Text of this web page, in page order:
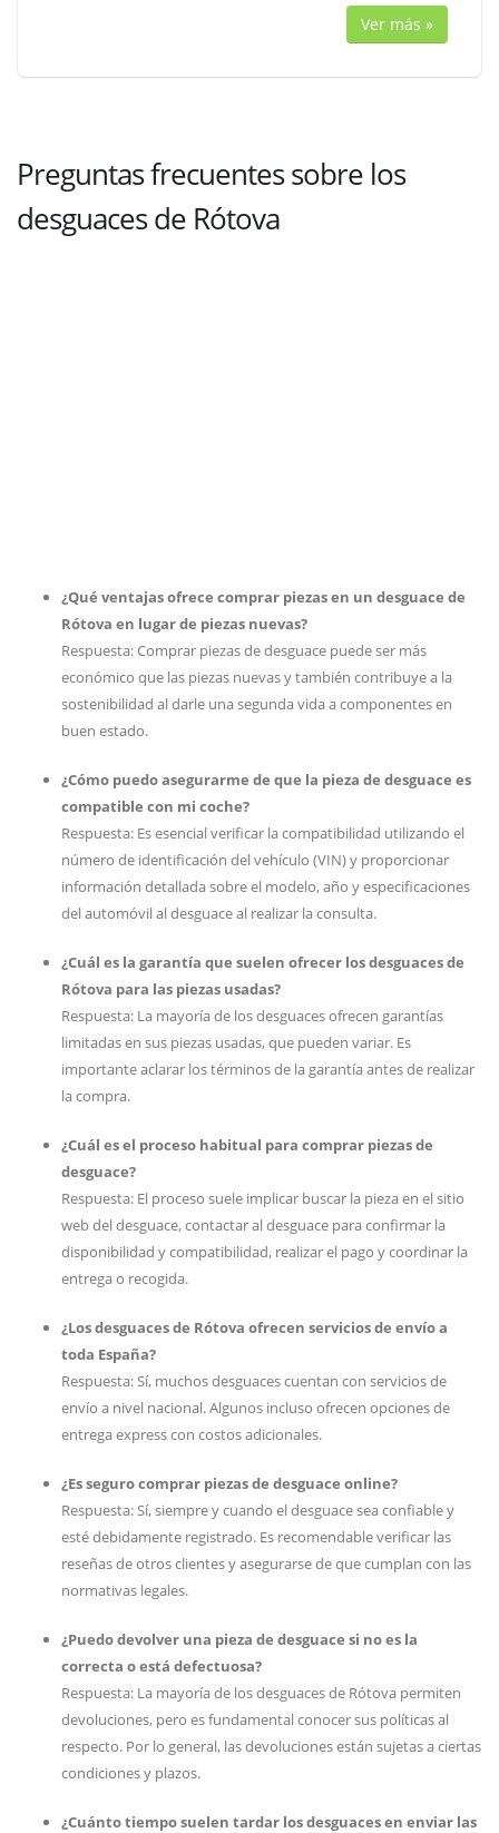
Ver más »
Preguntas frecuentes sobre los
desguaces de Rótova
¿Qué ventajas ofrece comprar piezas en un desguace de
Rótova en lugar de piezas nuevas?
Respuesta: Comprar piezas de desguace puede ser más
económico que las piezas nuevas y también contribuye a la
sostenibilidad al darle una segunda vida a componentes en
buen estado.
¿Cómo puedo asegurarme de que la pieza de desguace es
compatible con mi coche?
Respuesta: Es esencial verificar la compatibilidad utilizando el
número de identificación del vehículo (VIN) y proporcionar
información detallada sobre el modelo, año y especificaciones
del automóvil al desguace al realizar la consulta.
¿Cuál es la garantía que suelen ofrecer los desguaces de
Rótova para las piezas usadas?
Respuesta: La mayoría de los desguaces ofrecen garantías
limitadas en sus piezas usadas, que pueden variar. Es
importante aclarar los términos de la garantía antes de realizar
la compra.
¿Cuál es el proceso habitual para comprar piezas de
desguace?
Respuesta: El proceso suele implicar buscar la pieza en el sitio
web del desguace, contactar al desguace para confirmar la
disponibilidad y compatibilidad, realizar el pago y coordinar la
entrega o recogida.
¿Los desguaces de Rótova ofrecen servicios de envío a
toda España?
Respuesta: Sí, muchos desguaces cuentan con servicios de
envío a nivel nacional. Algunos incluso ofrecen opciones de
entrega express con costos adicionales.
¿Es seguro comprar piezas de desguace online?
Respuesta: Sí, siempre y cuando el desguace sea confiable y
esté debidamente registrado. Es recomendable verificar las
reseñas de otros clientes y asegurarse de que cumplan con las
normativas legales.
¿Puedo devolver una pieza de desguace si no es la
correcta o está defectuosa?
Respuesta: La mayoría de los desguaces de Rótova permiten
devoluciones, pero es fundamental conocer sus políticas al
respecto. Por lo general, las devoluciones están sujetas a ciertas
condiciones y plazos.
¿Cuánto tiempo suelen tardar los desguaces en enviar las